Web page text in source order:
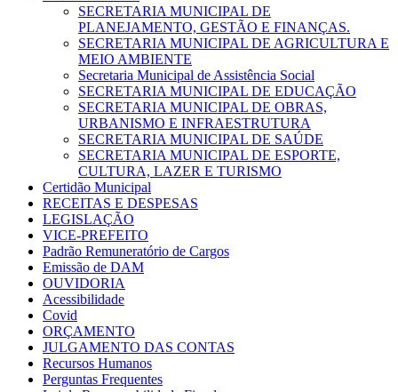
SECRETARIA MUNICIPAL DE
PLANEJAMENTO, GESTÃO E FINANÇAS.
SECRETARIA MUNICIPAL DE AGRICULTURA E
MEIO AMBIENTE
Secretaria Municipal de Assistência Social
SECRETARIA MUNICIPAL DE EDUCAÇÃO
SECRETARIA MUNICIPAL DE OBRAS,
URBANISMO E INFRAESTRUTURA
SECRETARIA MUNICIPAL DE SAÚDE
SECRETARIA MUNICIPAL DE ESPORTE,
CULTURA, LAZER E TURISMO
Certidão Municipal
RECEITAS E DESPESAS
LEGISLAÇÃO
VICE-PREFEITO
Padrão Remuneratório de Cargos
Emissão de DAM
OUVIDORIA
Acessibilidade
Covid
ORÇAMENTO
JULGAMENTO DAS CONTAS
Recursos Humanos
Perguntas Frequentes